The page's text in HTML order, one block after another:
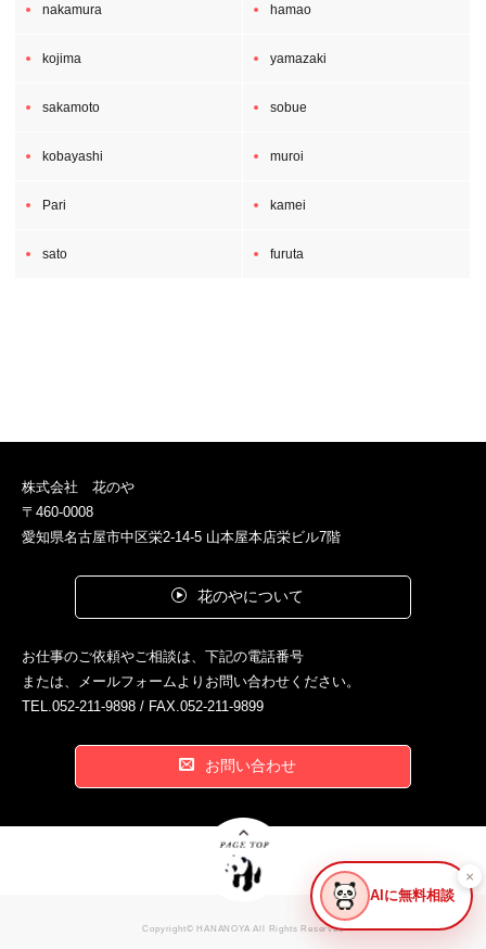
nakamura hamao
kojima yamazaki
sakamoto sobue
kobayashi muroi
Pari kamei
sato furuta
株式会社 花のや
〒460-0008
愛知県名古屋市中区栄2-14-5 山本屋本店栄ビル7階
花のやについて
お仕事のご依頼やご相談は、下記の電話番号
または、メールフォームよりお問い合わせください。
TEL.052-211-9898 / FAX.052-211-9899
お問い合わせ
Copyright© HANANOYA All Rights Reserved
AIに無料相談
×